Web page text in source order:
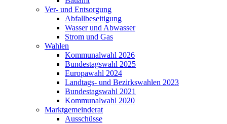
Ver- und Entsorgung
Abfallbeseitigung
Wasser und Abwasser
Strom und Gas
Wahlen
Kommunalwahl 2026
Bundestagswahl 2025
Europawahl 2024
Landtags- und Bezirkswahlen 2023
Bundestagswahl 2021
Kommunalwahl 2020
Marktgemeinderat
Ausschüsse